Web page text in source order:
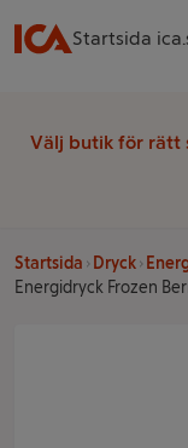
Startsida
Välj butik för rätt
Startsida Dryck
Energidryck Frozen